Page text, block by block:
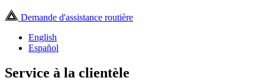
Demande d'assistance routière
English
Español
Service à la clientèle